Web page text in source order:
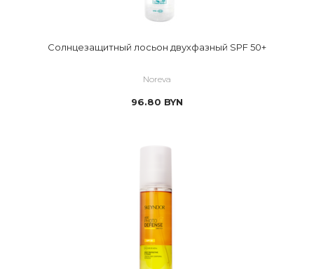
Солнцезащитный лосьон двухфазный SPF 50+
Noreva
96.80 BYN